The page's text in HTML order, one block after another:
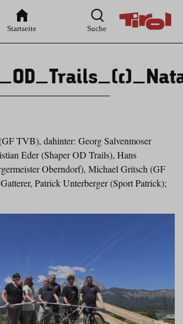
Hauptnavigation
Inhaltsbereich
Startseite Suche
TVB), dahinter: Georg Salvenmoser
Eder (Shaper OD Trails), Hans
Oberndorf), Michael Gritsch (GF
Patrick Unterberger (Sport Patrick);